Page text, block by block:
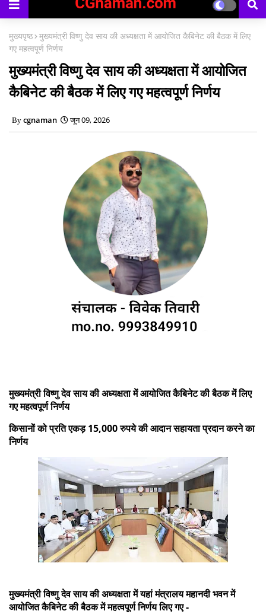
मुख्यपृष्ठ मुख्यमंत्री विष्णु देव साय की अध्यक्षता में आयोजित कैबिनेट की बैठक में लिए
गए महत्वपूर्ण निर्णय
मुख्यमंत्री विष्णु देव साय की अध्यक्षता में आयोजित
कैबिनेट की बैठक में लिए गए महत्वपूर्ण निर्णय
cgnaman जून 09, 2026
मुख्यमंत्री विष्णु देव साय की अध्यक्षता में आयोजित कैबिनेट की बैठक में लिए
गए महत्वपूर्ण निर्णय
किसानों को प्रति एकड़ 15,000 रुपये की आदान सहायता प्रदान करने का
निर्णय
मुख्यमंत्री विष्णु देव साय की अध्यक्षता में यहां मंत्रालय महानदी भवन में
आयोजित कैबिनेट की बैठक में महत्वपूर्ण निर्णय लिए गए -